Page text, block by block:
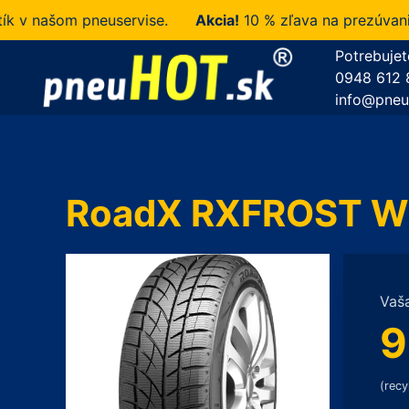
pneuservise. Akcia!10 % zľava na prezúvanie u
0948 612
RoadX RXFROST